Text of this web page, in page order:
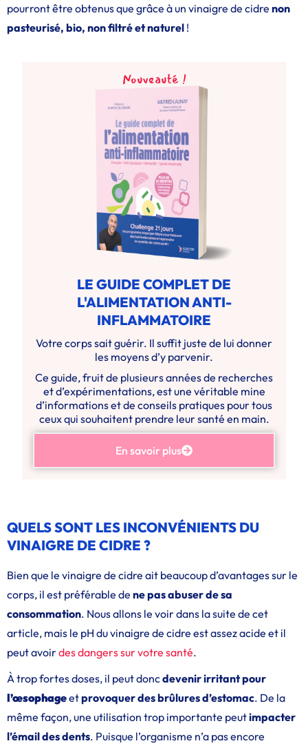
pourront être obtenus que grâce à un vinaigre de cidre non
pasteurisé, bio, non filtré et naturel !
Nouveauté !
LE GUIDE COMPLET DE
L'ALIMENTATION ANTI-
INFLAMMATOIRE
Votre corps sait guérir. Il suffit juste de lui donner
les moyens d’y parvenir.
Ce guide, fruit de plusieurs années de recherches
et d’expérimentations, est une véritable mine
d’informations et de conseils pratiques pour tous
ceux qui souhaitent prendre leur santé en main.
En savoir plus
QUELS SONT LES INCONVÉNIENTS DU
VINAIGRE DE CIDRE ?
Bien que le vinaigre de cidre ait beaucoup d’avantages sur le
corps, il est préférable de ne pas abuser de sa
consommation. Nous allons le voir dans la suite de cet
article, mais le pH du vinaigre de cidre est assez acide et il
peut avoirdes dangers sur votre santé.
À trop fortes doses, il peut doncdevenir irritant pour
l’œsophageetprovoquer des brûlures d’estomac. De la
même façon, une utilisation trop importante peutimpacter
l’émail des dents. Puisque l’organisme n’a pas encore